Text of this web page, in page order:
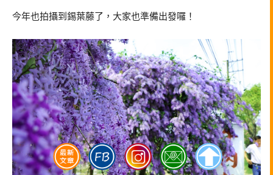
今年也拍攝到錫葉藤了，大家也準備出發囉！